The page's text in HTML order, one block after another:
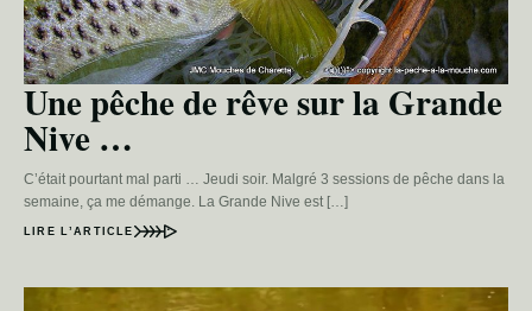
Une pêche de rêve sur la Grande
Nive …
C’était pourtant mal parti … Jeudi soir. Malgré 3 sessions de pêche dans la
semaine, ça me démange. La Grande Nive est […]
LIRE L’ARTICLE